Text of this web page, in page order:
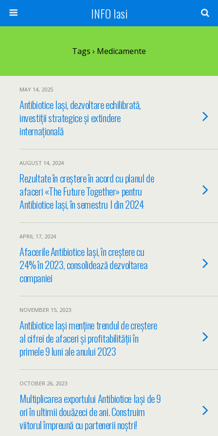
INFO Iasi
Tags › Medicamente
MAY 14, 2025
Antibiotice Iași, dezvoltare echilibrată,
investiții strategice și extindere
internațională
AUGUST 14, 2024
Rezultate în creștere în acord cu planul de
afaceri «The Future Together» pentru
Antibiotice Iași, în semestru I din 2024
APRIL 17, 2024
Afacerile Antibiotice Iași, în creștere cu
24% în 2023, consolidează dezvoltarea
companiei
NOVEMBER 15, 2023
Antibiotice Iași menține trendul de creștere
al cifrei de afaceri și profitabilității în
primele 9 luni ale anului 2023
OCTOBER 26, 2023
Multiplicarea exportului Antibiotice Iași de 9
ori în ultimii douăzeci de ani. Construim
viitorul împreună cu partenerii noștri!